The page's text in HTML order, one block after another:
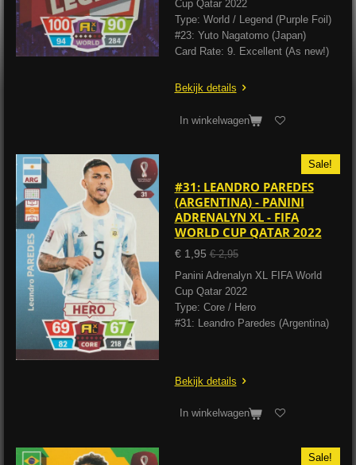
Cup Qatar 2022
Type: World / Legend (Purple Foil)
#23: Yuto Nagatomo (Japan)
Card Rate: 9. Excellent (As new!)
Bekijk details
In winkelwagen
Sale!
#31: LEANDRO PAREDES
(ARGENTINA) - PANINI
ADRENALYN XL - FIFA
WORLD CUP QATAR 2022
€ 1,95 € 2,95
Panini Adrenalyn XL FIFA World
Cup Qatar 2022
Type: Core / Hero
#31: Leandro Paredes (Argentina)
Bekijk details
In winkelwagen
Sale!